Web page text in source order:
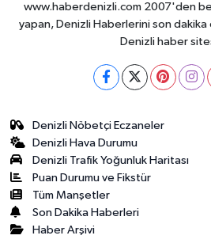
www.haberdenizli.com 2007'den
yapan, Denizli Haberlerini son dakika
Denizli haber
Denizli Nöbetçi Eczaneler
Denizli Hava Durumu
Denizli Trafik Yoğunluk Haritası
Puan Durumu ve Fikstür
Tüm Manşetler
Son Dakika Haberleri
Haber Arşivi